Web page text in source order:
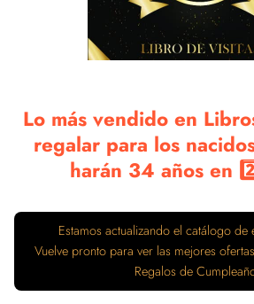
Lo más vendido en
regalar para los
harán 34 años en